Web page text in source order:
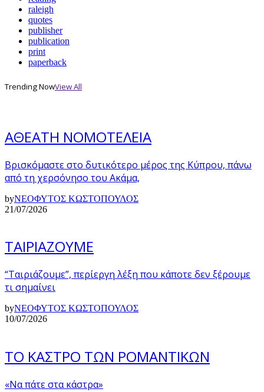
raleigh
quotes
publisher
publication
print
paperback
Trending NowView All
ΑΘΕΑΤΗ ΝΟΜΟΤΕΛΕΙΑ
Βρισκόμαστε στο δυτικότερο μέρος της Κύπρου, πάνω
από τη χερσόνησο του Ακάμα,
byΝΕΟΦΥΤΟΣ ΚΩΣΤΟΠΟΥΛΟΣ
21/07/2026
ΤΑΙΡΙΑΖΟΥΜΕ
“Ταιριάζουμε”, περίεργη λέξη που κάποτε δεν ξέρουμε
τι σημαίνει
byΝΕΟΦΥΤΟΣ ΚΩΣΤΟΠΟΥΛΟΣ
10/07/2026
ΤΟ ΚΑΣΤΡΟ ΤΩΝ ΡΟΜΑΝΤΙΚΩΝ
«Να πάτε στα κάστρα»